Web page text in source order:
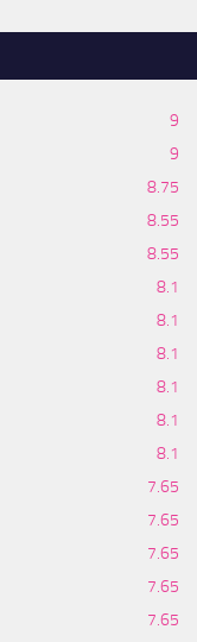
9
9
8.75
8.55
8.55
8.1
8.1
8.1
8.1
8.1
8.1
7.65
7.65
7.65
7.65
7.65